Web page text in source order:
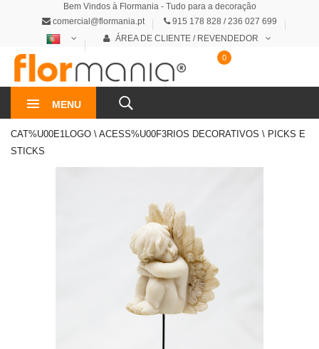
Bem Vindos à Flormania - Tudo para a decoração
comercial@flormania.pt
915 178 828 / 236 027 699
ÁREA DE CLIENTE / REVENDEDOR
MENU
0
CAT%U00E1LOGO \ ACESS%U00F3RIOS DECORATIVOS \ PICKS E
STICKS